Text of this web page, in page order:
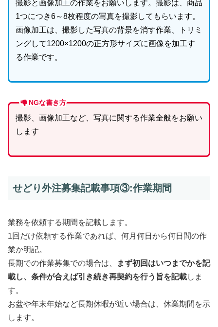
撮影と画像加工の作業をお願いします。撮影は、商品
1つにつき6～8枚程度の写真を撮影してもらいます。
画像加工は、撮影した写真の背景を消す作業、トリミ
ングして1200×1200の正方形サイズに画像を加工す
る作業です。
NGな書き方
撮影、画像加工など、写真に関する作業全般をお願い
します
せどり外注募集記載事項③:作業期間
業務を依頼する期間を記載します。
1回だけ依頼する作業であれば、何月何日から何日間の作
業か明記。
長期での作業募集での場合は、
まず初回はいつまでかを記
載し、条件が合えば引き続き再契約を行う旨を記載しま
す。
お盆や年末年始など長期休暇が近い場合は、休業期間を示
します。